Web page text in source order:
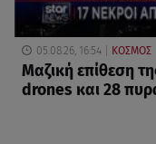
05.08.26, 16:54 ΚΟΣΜΟΣ
Μαζική επίθεση
drones και 28